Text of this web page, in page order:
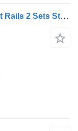
Schmitz Cargobull Trailer Reefer Meat Rails 2 Sets Straight